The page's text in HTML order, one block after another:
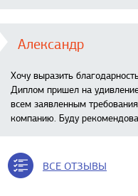
Александр
Хочу выразить
Диплом пришел на
всем заявленным
компанию. Буду
ВСЕ ОТЗЫВЫ